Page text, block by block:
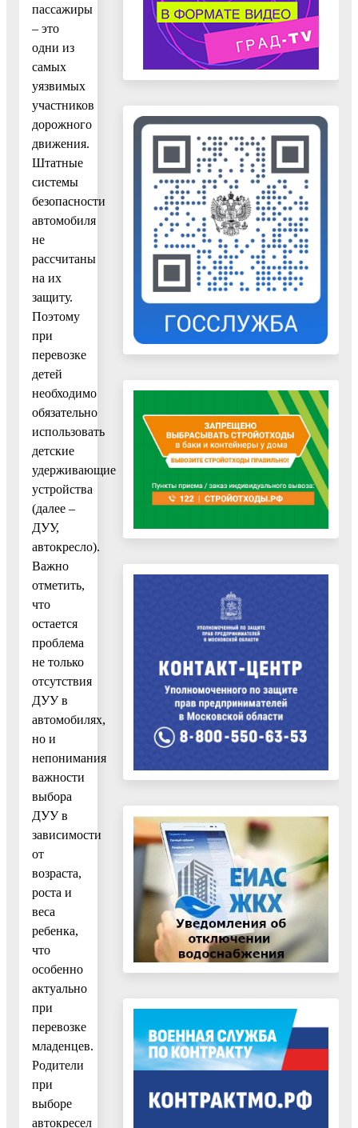
пассажиры
– это
одни из
самых
уязвимых
участников
дорожного
движения.
Штатные
системы
безопасности
автомобиля
не
рассчитаны
на их
защиту.
Поэтому
при
перевозке
детей
необходимо
обязательно
использовать
детские
удерживающие
устройства
(далее –
ДУУ,
автокресло).
Важно
отметить,
что
остается
проблема
не только
отсутствия
ДУУ в
автомобилях,
но и
непонимания
важности
выбора
ДУУ в
зависимости
от
возраста,
роста и
веса
ребенка,
что
особенно
актуально
при
перевозке
младенцев.
Родители
при
выборе
автокресел